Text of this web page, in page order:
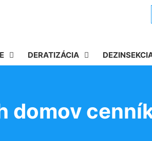
DERATIZÁCIA
domov